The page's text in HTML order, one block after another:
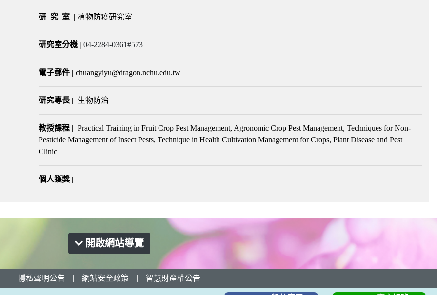
研 究 室 | 植物防疫研究室
研究室分機 | 04-2284-0361#573
電子郵件 | chuangyiyu@dragon.nchu.edu.tw
研究專長 | 生物防治
教授課程 | Practical Training in Fruit Crop Pest Management, Agronomic Crop Pest Management, Techniques for Non-
Pesticide Management of Insect Pests, Technique in Health Cultivation Management for Crops, Plant Disease and Pest
Clinic
個人獲獎 |
開啟網站導覽
隱私聲明公告 | 網站安全政策 | 智慧財產權公告